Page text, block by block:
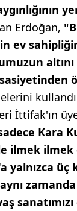
Erdoğan,
ev
altını
İttifak'ın
Kara
ilmek
üç
zamanda
sanatımızı